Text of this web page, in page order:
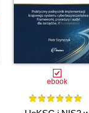
ebook